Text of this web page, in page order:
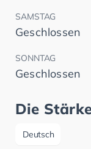
SAMSTAG
Geschlossen
SONNTAG
Geschlossen
Die
Deutsch